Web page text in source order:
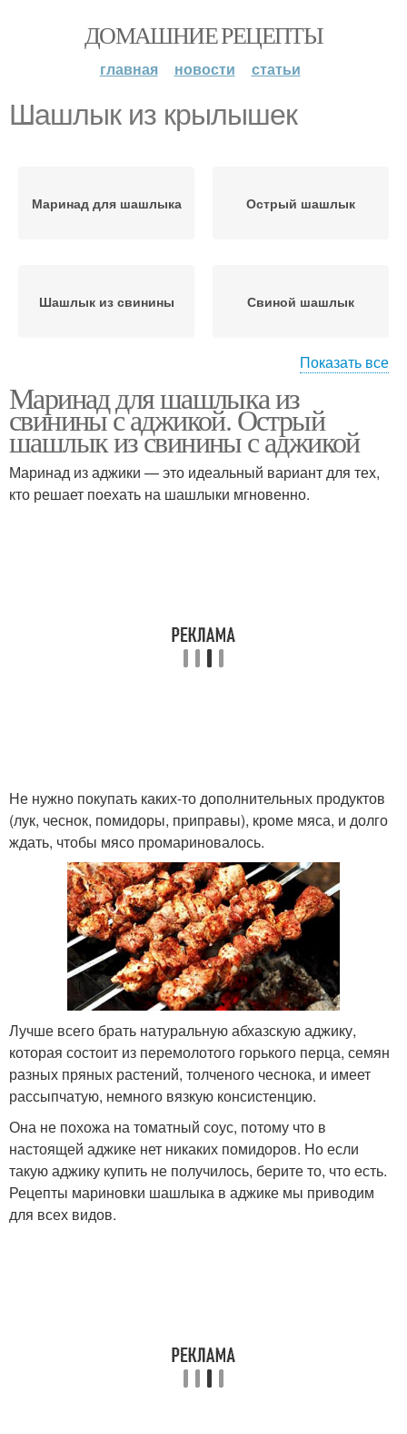
ДОМАШНИЕ РЕЦЕПТЫ
главная новости статьи
Шашлык из крылышек
Маринад для шашлыка Острый шашлык
Шашлык из свинины Свиной шашлык
Шашлык на аджике Шашлык из баранины
Показать все
Маринад для шашлыка из
свинины с аджикой. Острый
шашлык из свинины с аджикой
Маринад из аджики — это идеальный вариант для тех,
кто решает поехать на шашлыки мгновенно.
Не нужно покупать каких-то дополнительных продуктов
(лук, чеснок, помидоры, приправы), кроме мяса, и долго
ждать, чтобы мясо промариновалось.
Лучше всего брать натуральную абхазскую аджику,
которая состоит из перемолотого горького перца, семян
разных пряных растений, толченого чеснока, и имеет
рассыпчатую, немного вязкую консистенцию.
Она не похожа на томатный соус, потому что в
настоящей аджике нет никаких помидоров. Но если
такую аджику купить не получилось, берите то, что есть.
Рецепты мариновки шашлыка в аджике мы приводим
для всех видов.